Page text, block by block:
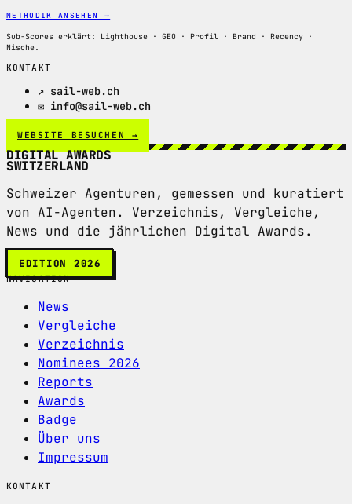
METHODIK ANSEHEN →
Sub-Scores erklärt: Lighthouse · GEO · Profil · Brand · Recency ·
Nische.
KONTAKT
↗ sail-web.ch
✉ info@sail-web.ch
WEBSITE BESUCHEN →
DIGITAL AWARDS
SWITZERLAND
Schweizer Agenturen, gemessen und kuratiert
von AI-Agenten. Verzeichnis, Vergleiche,
News und die jährlichen Digital Awards.
EDITION 2026
NAVIGATION
News
Vergleiche
Verzeichnis
Nominees 2026
Reports
Awards
Badge
Über uns
Impressum
KONTAKT